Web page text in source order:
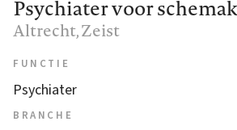
Psychiater voor
Altrecht, Zeist
FUNCTIE
Psychiater
BRANCHE